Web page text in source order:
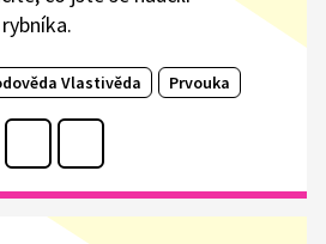
Vlastivěda Prvouka